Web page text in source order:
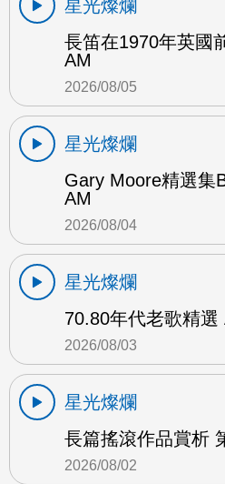
星光燦爛
長笛在1970年英國
AM
2026/08/05
星光燦爛
Gary Moore精選集
AM
2026/08/04
星光燦爛
70.80年代老歌精選
2026/08/03
星光燦爛
長篇搖滾作品賞析
2026/08/02